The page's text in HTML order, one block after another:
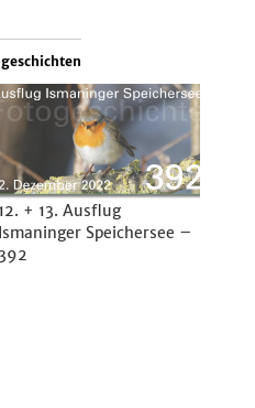
12. + 13. Ausflug
Ismaninger Speichersee –
392